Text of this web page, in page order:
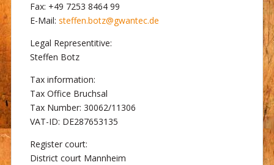
Fax: +49 7253 8464 99
E-Mail:steffen.botz@gwantec.de
Legal Representitive:
Steffen Botz
Tax information:
Tax Office Bruchsal
Tax Number: 30062/11306
VAT-ID: DE287653135
Register court:
District court Mannheim